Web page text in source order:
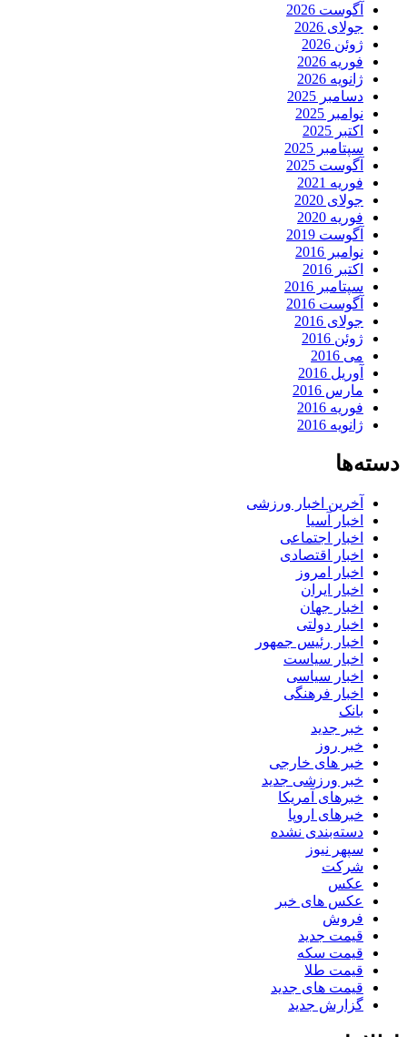
آگوست 2026
جولای 2026
ژوئن 2026
فوریه 2026
ژانویه 2026
دسامبر 2025
نوامبر 2025
اکتبر 2025
سپتامبر 2025
آگوست 2025
فوریه 2021
جولای 2020
فوریه 2020
آگوست 2019
نوامبر 2016
اکتبر 2016
سپتامبر 2016
آگوست 2016
جولای 2016
ژوئن 2016
می 2016
آوریل 2016
مارس 2016
فوریه 2016
ژانویه 2016
دسته‌ها
آخرین اخبار ورزشی
اخبار آسیا
اخبار اجتماعی
اخبار اقتصادی
اخبار امروز
اخبار ایران
اخبار جهان
اخبار دولتی
اخبار رئیس جمهور
اخبار سیاست
اخبار سیاسی
اخبار فرهنگی
بانک
خبر جدید
خبر روز
خبر های خارجی
خبر ورزشی جدید
خبرهای آمریکا
خبرهای اروپا
دسته‌بندی نشده
سپهر نیوز
شرکت
عکس
عکس های خبر
فروش
قیمت جدید
قیمت سکه
قیمت طلا
قیمت های جدید
گزارش جدید